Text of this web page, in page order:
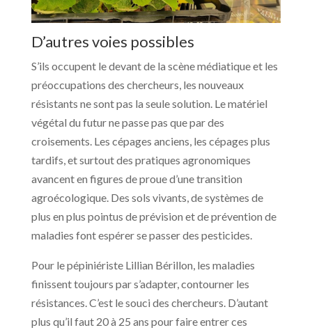
D’autres voies possibles
S’ils occupent le devant de la scène médiatique et les
préoccupations des chercheurs, les nouveaux
résistants ne sont pas la seule solution. Le matériel
végétal du futur ne passe pas que par des
croisements. Les cépages anciens, les cépages plus
tardifs, et surtout des pratiques agronomiques
avancent en figures de proue d’une transition
agroécologique. Des sols vivants, de systèmes de
plus en plus pointus de prévision et de prévention de
maladies font espérer se passer des pesticides.
Pour le pépiniériste Lillian Bérillon, les maladies
finissent toujours par s’adapter, contourner les
résistances. C’est le souci des chercheurs. D’autant
plus qu’il faut 20 à 25 ans pour faire entrer ces